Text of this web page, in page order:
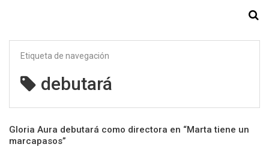
Etiqueta de navegación
debutará
Gloria Aura debutará como directora en “Marta tiene un
marcapasos”